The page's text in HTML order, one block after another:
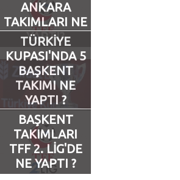
Hentbol
Bisiklet
Diğer Sporlar
Sosyal Medya
Facebook
Twitter
ANKARA
TAKIMLARI NE
YAPTI?
TÜRKİYE
KUPASI'NDA 5
BAŞKENT
TAKIMI NE
YAPTI ?
BAŞKENT
TAKIMLARI
TFF 2. LİG'DE
NE YAPTI ?